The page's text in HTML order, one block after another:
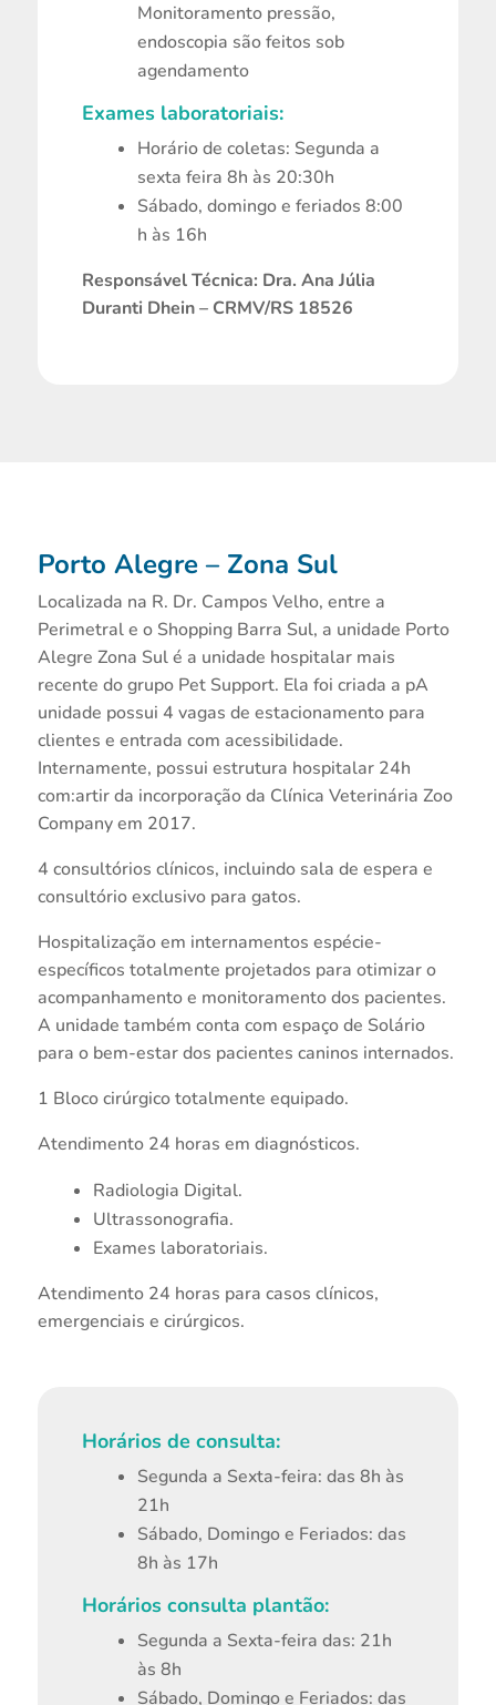
Monitoramento pressão,
endoscopia são feitos sob
agendamento
Exames laboratoriais:
Horário de coletas: Segunda a
sexta feira 8h às 20:30h
Sábado, domingo e feriados 8:00
h às 16h
Responsável Técnica: Dra. Ana Júlia
Duranti Dhein – CRMV/RS 18526
Porto Alegre – Zona Sul
Localizada na R. Dr. Campos Velho, entre a
Perimetral e o Shopping Barra Sul, a unidade Porto
Alegre Zona Sul é a unidade hospitalar mais
recente do grupo Pet Support. Ela foi criada a pA
unidade possui 4 vagas de estacionamento para
clientes e entrada com acessibilidade.
Internamente, possui estrutura hospitalar 24h
com:artir da incorporação da Clínica Veterinária Zoo
Company em 2017.
4 consultórios clínicos, incluindo sala de espera e
consultório exclusivo para gatos.
Hospitalização em internamentos espécie-
específicos totalmente projetados para otimizar o
acompanhamento e monitoramento dos pacientes.
A unidade também conta com espaço de Solário
para o bem-estar dos pacientes caninos internados.
1 Bloco cirúrgico totalmente equipado.
Atendimento 24 horas em diagnósticos.
Radiologia Digital.
Ultrassonografia.
Exames laboratoriais.
Atendimento 24 horas para casos clínicos,
emergenciais e cirúrgicos.
Horários de consulta:
Segunda a Sexta-feira: das 8h às
21h
Sábado, Domingo e Feriados: das
8h às 17h
Horários consulta plantão:
Segunda a Sexta-feira das: 21h
às 8h
Sábado, Domingo e Feriados: das